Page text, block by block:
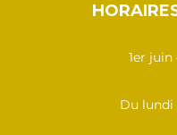
1er juin
Du lundi